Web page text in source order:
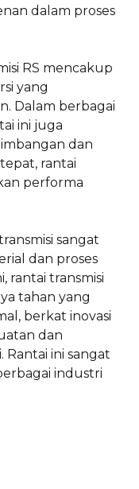
dalam proses
RS mencakup
yang
Dalam berbagai
ini juga
dan
rantai
performa
sangat
dan proses
rantai transmisi
tahan yang
berkat inovasi
dan
Rantai ini sangat
industri